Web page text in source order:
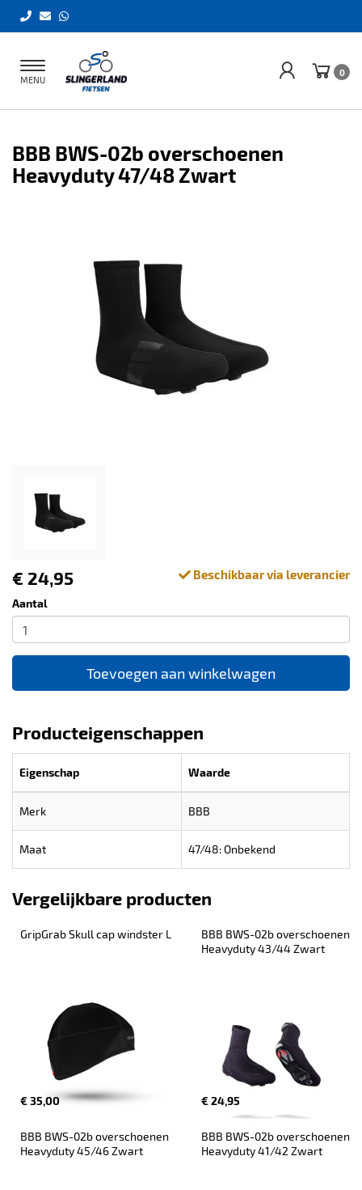
Toggle
navigation
MENU
0
BBB BWS-02b overschoenen
Heavyduty 47/48 Zwart
€ 24,95 Beschikbaar via leverancier
Aantal
Toevoegen aan winkelwagen
Producteigenschappen
Eigenschap Waarde
Merk BBB
Maat 47/48: Onbekend
Vergelijkbare producten
GripGrab Skull cap windster L
€ 35,00
BBB BWS-02b overschoenen
Heavyduty 43/44 Zwart
€ 24,95
BBB BWS-02b overschoenen
Heavyduty 45/46 Zwart
BBB BWS-02b overschoenen
Heavyduty 41/42 Zwart